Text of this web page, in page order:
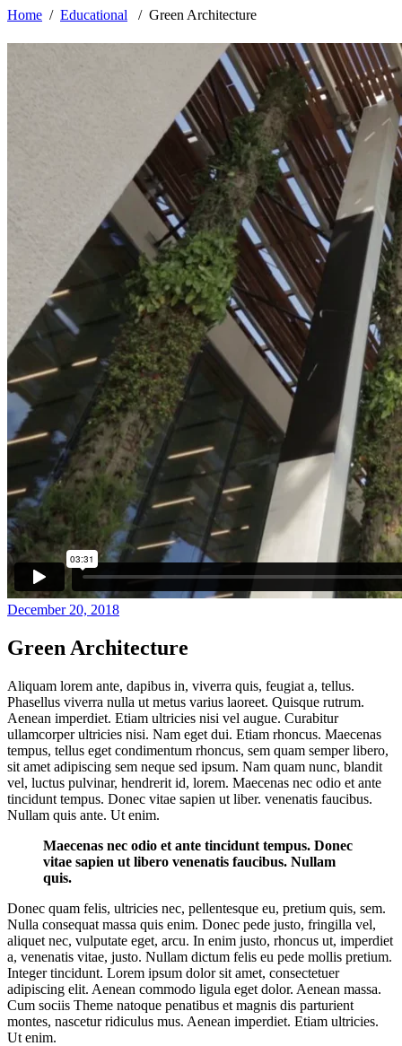
Home / Educational / Green Architecture
December 20, 2018
Green Architecture
Aliquam lorem ante, dapibus in, viverra quis, feugiat a, tellus.
Phasellus viverra nulla ut metus varius laoreet. Quisque rutrum.
Aenean imperdiet. Etiam ultricies nisi vel augue. Curabitur
ullamcorper ultricies nisi. Nam eget dui. Etiam rhoncus. Maecenas
tempus, tellus eget condimentum rhoncus, sem quam semper libero,
sit amet adipiscing sem neque sed ipsum. Nam quam nunc, blandit
vel, luctus pulvinar, hendrerit id, lorem. Maecenas nec odio et ante
tincidunt tempus. Donec vitae sapien ut liber. venenatis faucibus.
Nullam quis ante. Ut enim.
Maecenas nec odio et ante tincidunt tempus. Donec
vitae sapien ut libero venenatis faucibus. Nullam
quis.
Donec quam felis, ultricies nec, pellentesque eu, pretium quis, sem.
Nulla consequat massa quis enim. Donec pede justo, fringilla vel,
aliquet nec, vulputate eget, arcu. In enim justo, rhoncus ut, imperdiet
a, venenatis vitae, justo. Nullam dictum felis eu pede mollis pretium.
Integer tincidunt. Lorem ipsum dolor sit amet, consectetuer
adipiscing elit. Aenean commodo ligula eget dolor. Aenean massa.
Cum sociis Theme natoque penatibus et magnis dis parturient
montes, nascetur ridiculus mus. Aenean imperdiet. Etiam ultricies.
Ut enim.